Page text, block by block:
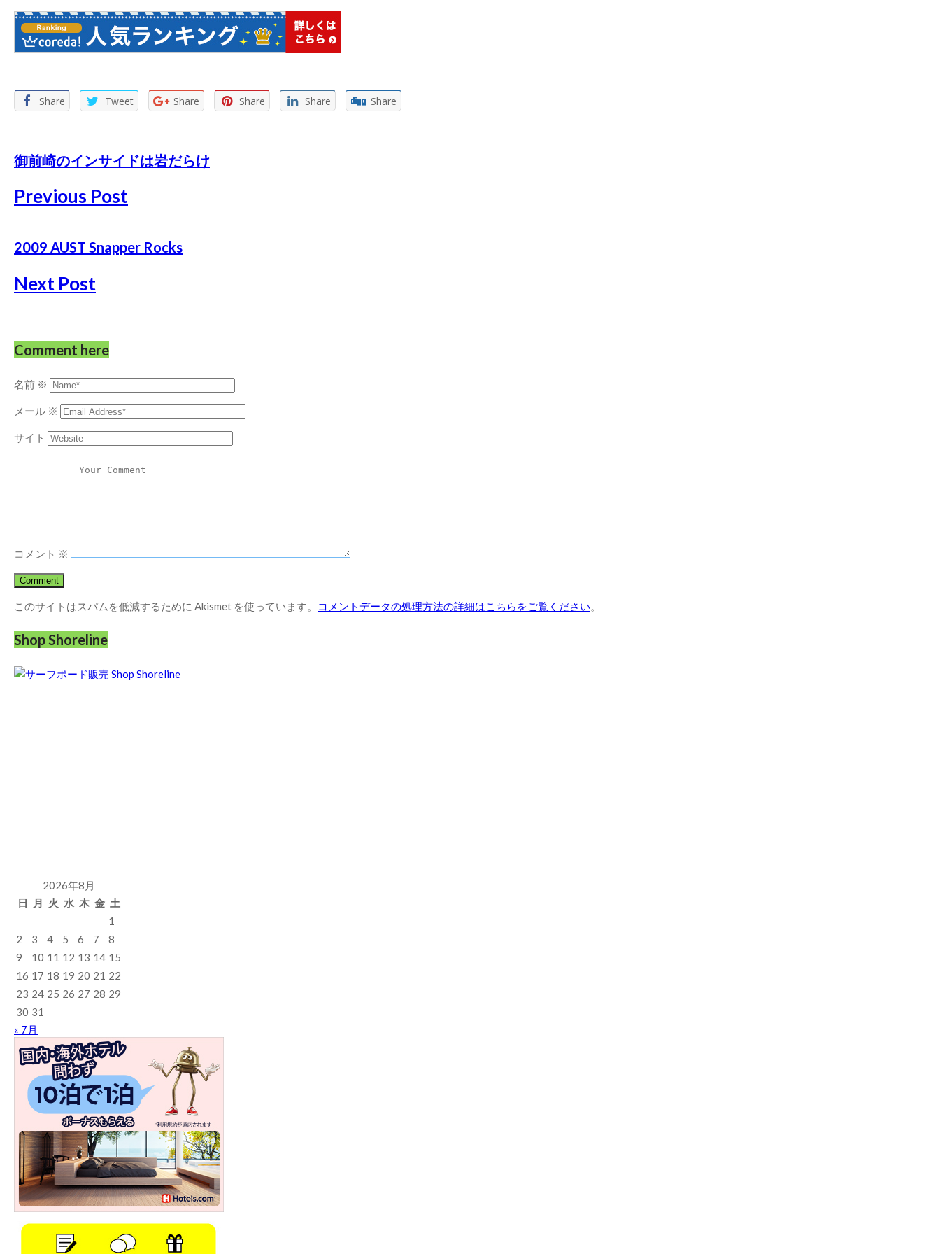
Share Tweet Share Share Share Share
御前崎のインサイドは岩だらけ
Previous Post
2009 AUST Snapper Rocks
Next Post
Comment here
名前 ※
メール ※
サイト
コメント ※
このサイトはスパムを低減するために Akismet を使っています。 コメントデータの処理方法の詳細はこちらをご覧ください。
Shop Shoreline
2026年8月
日
月 火 水 木 金 土
1
2
3 4 5 6 7
8
9
10 11 12 13 14 15
16 17 18 19 20 21 22
23 24 25 26 27 28 29
30 31
« 7月